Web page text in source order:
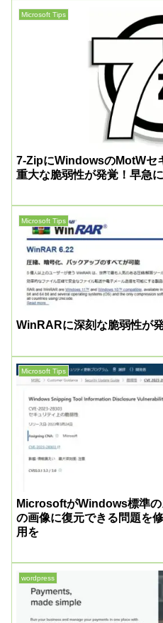
Microsoft Tips
7-ZipにWindowsのMotWセ
重大な脆弱性が発覚！早急
Microsoft Tips
WinRARに深刻な脆弱性が
Microsoft Tips
MicrosoftがWindows標準
の画像に復元できる問題を
用を
wordpress